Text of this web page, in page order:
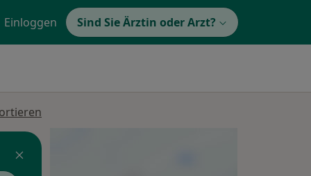
Einloggen Sind Sie Ärztin oder Arzt?